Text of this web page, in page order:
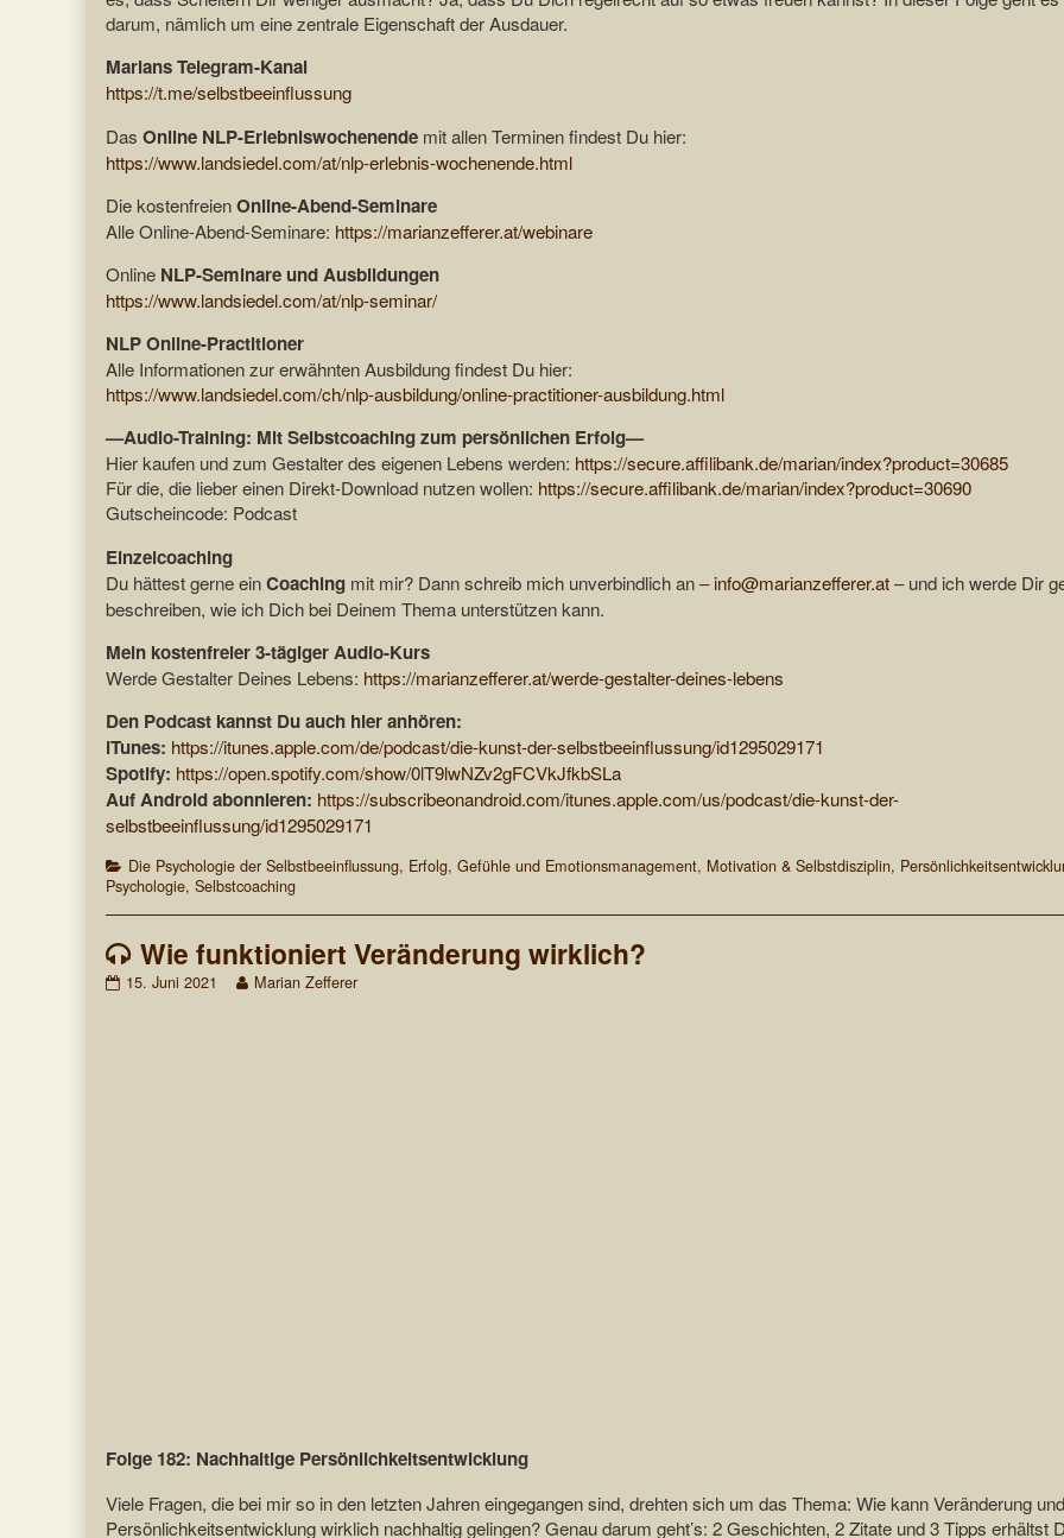
darum, nämlich um eine zentrale Eigenschaft der Ausdauer.
Marians Telegram-Kanal
https://t.me/selbstbeeinflussung
Das Online NLP-Erlebniswochenende mit allen Terminen findest Du hier:
https://www.landsiedel.com/at/nlp-erlebnis-wochenende.html
Die kostenfreienOnline-Abend-Seminare
Alle Online-Abend-Seminare: https://marianzefferer.at/webinare
Online NLP-Seminare und Ausbildungen
https://www.landsiedel.com/at/nlp-seminar/
NLP Online-Practitioner
Alle Informationen zur erwähnten Ausbildung findest Du hier:
https://www.landsiedel.com/ch/nlp-ausbildung/online-practitioner-ausbildung.html
—Audio-Training: Mit Selbstcoaching zum persönlichen Erfolg—
Hier kaufen und zum Gestalter des eigenen Lebens werden: https://secure.affilibank.de/marian/index?product=30685
Für die, die lieber einen Direkt-Download nutzen wollen: https://secure.affilibank.de/marian/index?product=30690
Gutscheincode: Podcast
Einzelcoaching
Du hättest gerne einCoaching mit mir? Dann schreib mich unverbindlich an –info@marianzefferer.at– und ich werde Dir
beschreiben, wie ich Dich bei Deinem Thema unterstützen kann.
Mein kostenfreier 3-tägiger Audio-Kurs
Werde Gestalter Deines Lebens: https://marianzefferer.at/werde-gestalter-deines-lebens
Den Podcast kannst Du auch hier anhören:
iTunes: https://itunes.apple.com/de/podcast/die-kunst-der-selbstbeeinflussung/id1295029171
Spotify: https://open.spotify.com/show/0lT9lwNZv2gFCVkJfkbSLa
Auf Android abonnieren: https://subscribeonandroid.com/itunes.apple.com/us/podcast/die-kunst-der-
selbstbeeinflussung/id1295029171
Categories
Die Psychologie der Selbstbeeinflussung, Erfolg, Gefühle und Emotionsmanagement, Motivation & Selbstdisziplin,
Psychologie, Selbstcoaching
Wie funktioniert Veränderung wirklich?
Wie
15. Juni 2021
Read
Marian Zefferer
Folge 182: Nachhaltige Persönlichkeitsentwicklung
Viele Fragen, die bei mir so in den letzten Jahren eingegangen sind, drehten sich um das Thema: Wie kann Veränderung und
Persönlichkeitsentwicklung wirklich nachhaltig gelingen? Genau darum geht’s: 2 Geschichten, 2 Zitate und 3 Tipps erhältst